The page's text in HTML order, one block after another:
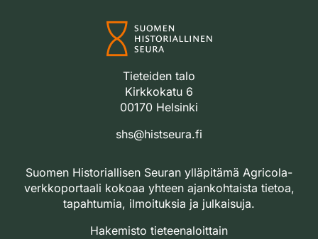
Tieteiden talo
Kirkkokatu 6
00170 Helsinki
shs@histseura.fi
Suomen Historiallisen Seuran ylläpitämä Agricola-
verkkoportaali kokoaa yhteen ajankohtaista tietoa,
tapahtumia, ilmoituksia ja julkaisuja.
Hakemisto tieteenaloittain